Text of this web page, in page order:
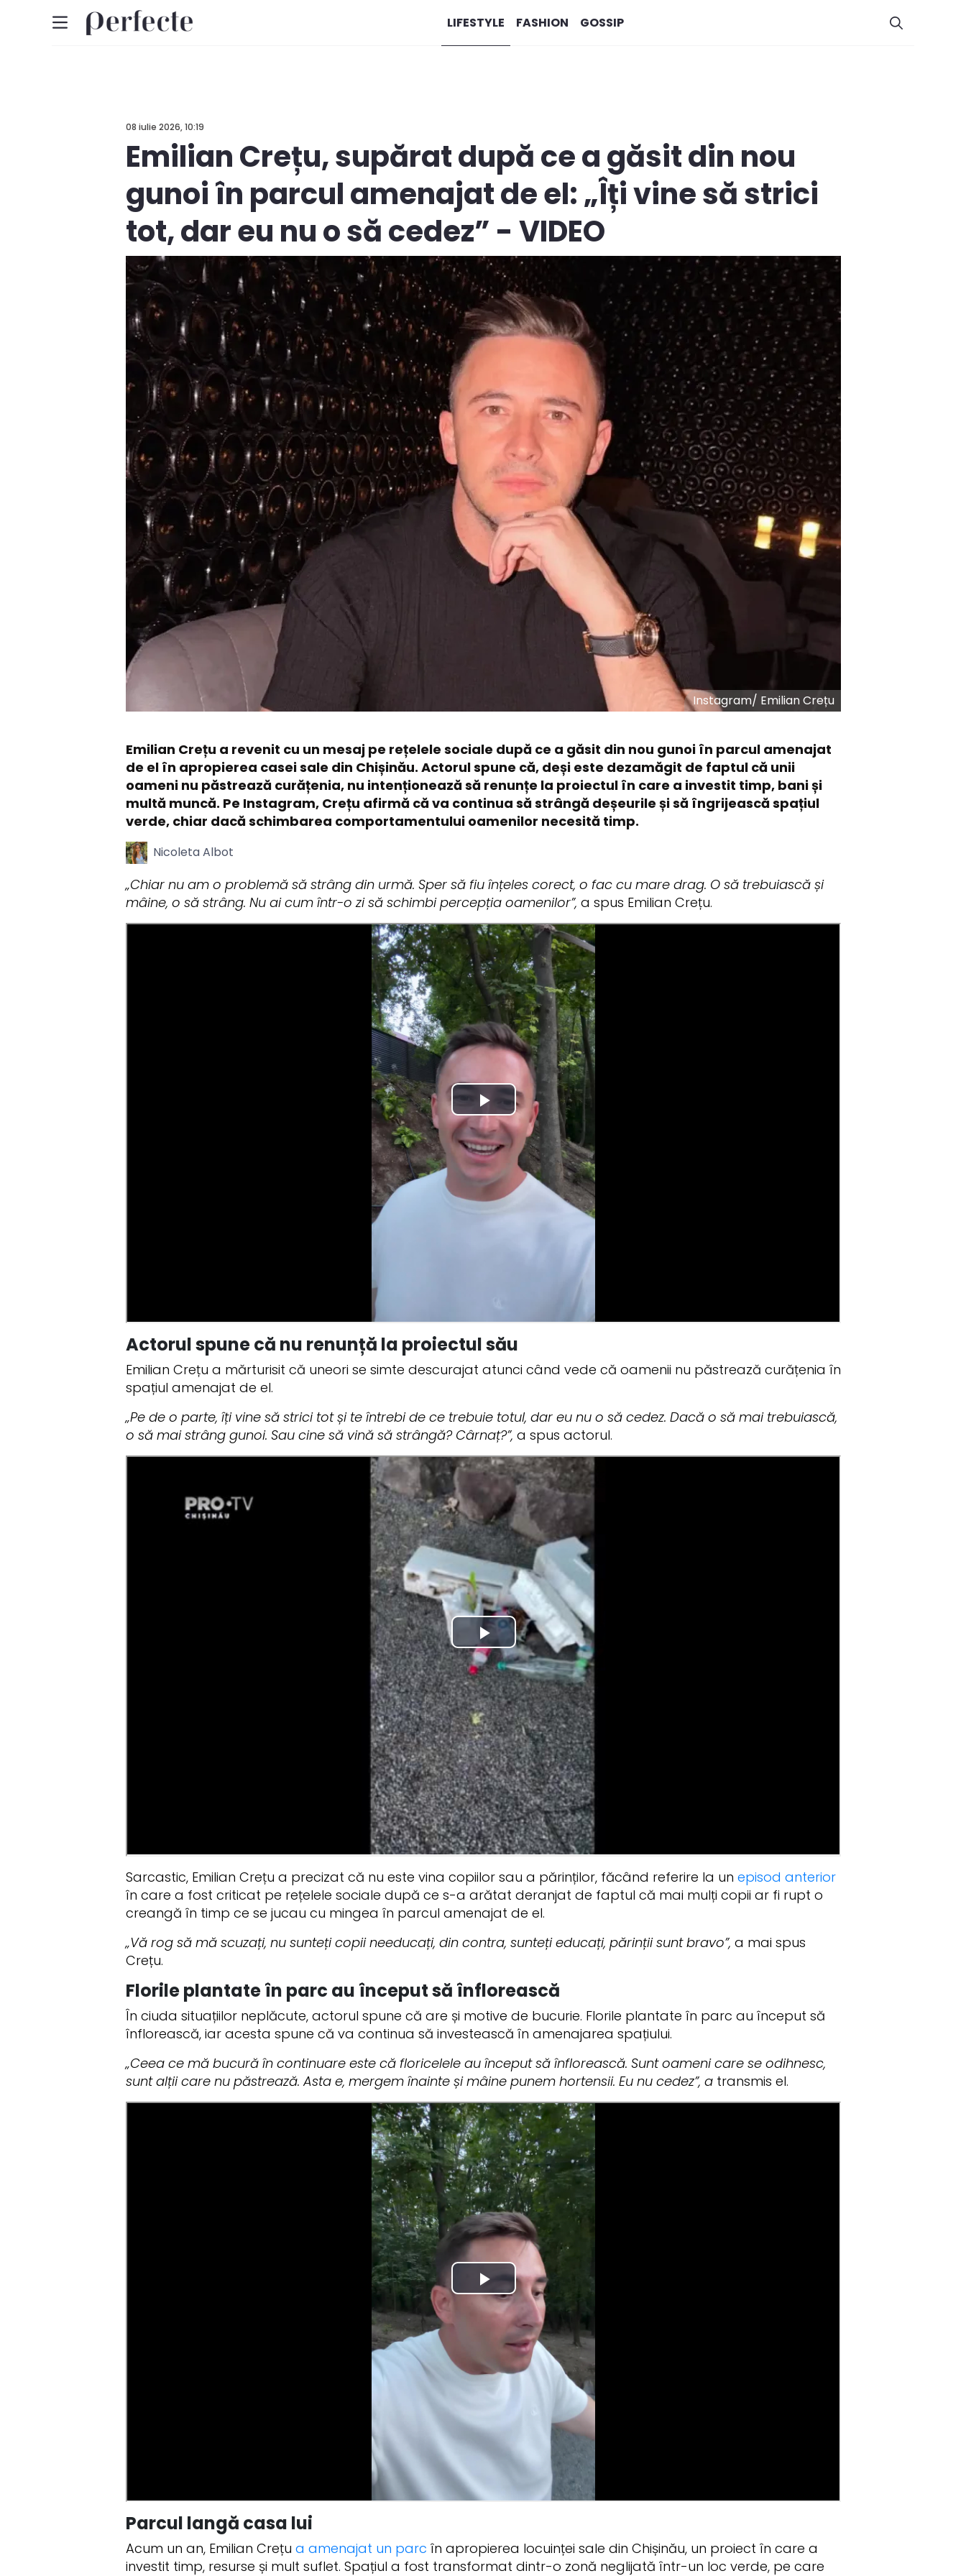
LIFESTYLE FASHION GOSSIP
08 iulie 2026, 10:19
Emilian Crețu, supărat după ce a găsit din nou
gunoi în parcul amenajat de el: „Îți vine să strici
tot, dar eu nu o să cedez” - VIDEO
Instagram/ Emilian Crețu
Emilian Crețu a revenit cu un mesaj pe rețelele sociale după ce a găsit din nou gunoi în parcul amenajat
de el în apropierea casei sale din Chișinău. Actorul spune că, deși este dezamăgit de faptul că unii
oameni nu păstrează curățenia, nu intenționează să renunțe la proiectul în care a investit timp, bani și
multă muncă. Pe Instagram, Crețu afirmă că va continua să strângă deșeurile și să îngrijească spațiul
verde, chiar dacă schimbarea comportamentului oamenilor necesită timp.
Nicoleta Albot
„Chiar nu am o problemă să strâng din urmă. Sper să fiu înțeles corect, o fac cu mare drag. O să trebuiască și
mâine, o să strâng. Nu ai cum într-o zi să schimbi percepția oamenilor”, a spus Emilian Crețu.
Actorul spune că nu renunță la proiectul său
Emilian Crețu a mărturisit că uneori se simte descurajat atunci când vede că oamenii nu păstrează curățenia în
spațiul amenajat de el.
„Pe de o parte, îți vine să strici tot și te întrebi de ce trebuie totul, dar eu nu o să cedez. Dacă o să mai trebuiască,
o să mai strâng gunoi. Sau cine să vină să strângă? Cârnaț?”, a spus actorul.
Sarcastic, Emilian Crețu a precizat că nu este vina copiilor sau a părinților, făcând referire la un episod anterior
în care a fost criticat pe rețelele sociale după ce s-a arătat deranjat de faptul că mai mulți copii ar fi rupt o
creangă în timp ce se jucau cu mingea în parcul amenajat de el.
„Vă rog să mă scuzați, nu sunteți copii needucați, din contra, sunteți educați, părinții sunt bravo”, a mai spus
Crețu.
Florile plantate în parc au început să înflorească
În ciuda situațiilor neplăcute, actorul spune că are și motive de bucurie. Florile plantate în parc au început să
înflorească, iar acesta spune că va continua să investească în amenajarea spațiului.
„Ceea ce mă bucură în continuare este că floricelele au început să înflorească. Sunt oameni care se odihnesc,
sunt alții care nu păstrează. Asta e, mergem înainte și mâine punem hortensii. Eu nu cedez”, atransmis el.
Parcul langă casa lui
Acum un an, Emilian Crețu a amenajat un parc în apropierea locuinței sale din Chișinău, un proiect în care a
investit timp, resurse și mult suflet. Spațiul a fost transformat dintr-o zonă neglijată într-un loc verde, pe care